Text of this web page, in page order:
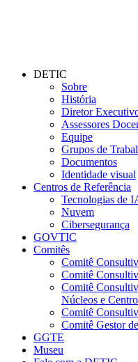
DETIC
Sobre
História
Diretor
Assessores
Equipe
Grupos de
Documentos
Identidade visual
Centros de Referência
Tecnologias de
Nuvem
Cibersegurança
GOVTIC
Comitês
Comitê
Comitê
Comitê
Núcleos e
Comitê
Comitê Gestor
GGTE
Museu